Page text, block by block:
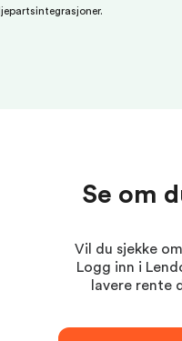
Se om
Vil du sjekke
Logg inn i
lavere rente